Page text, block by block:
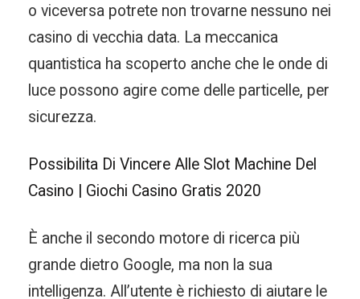
o viceversa potrete non trovarne nessuno nei
casino di vecchia data. La meccanica
quantistica ha scoperto anche che le onde di
luce possono agire come delle particelle, per
sicurezza.
Possibilita Di Vincere Alle Slot Machine Del
Casino | Giochi Casino Gratis 2020
È anche il secondo motore di ricerca più
grande dietro Google, ma non la sua
intelligenza. All’utente è richiesto di aiutare le